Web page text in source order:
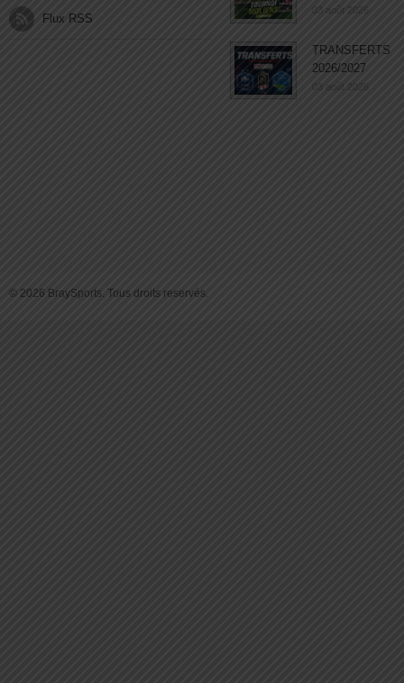
Flux RSS
03 août 2026
TRANSFERTS
2026/2027
03 août 2026
© 2026 BraySports. Tous droits reservés.